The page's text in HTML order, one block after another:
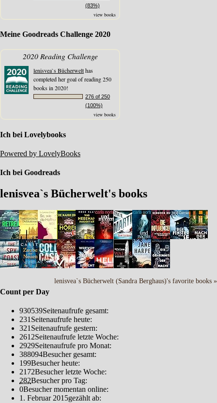
(83%)
view books
Meine Goodreads Challenge 2020
2020 Reading Challenge
lenisvea`s Bücherwelthas
completed her goal of reading 250
books in 2020!
276 of 250
(100%)
view books
Ich bei Lovelybooks
Powered by LovelyBooks
Ich bei Goodreads
lenisvea`s Bücherwelt's books
lenisvea`s Bücherwelt (Sandra Berghaus)'s favorite books »
Count per Day
930539Seitenaufrufe gesamt:
231 Seitenaufrufe heute:
321 Seitenaufrufe gestern:
2612Seitenaufrufe letzte Woche:
2929Seitenaufrufe pro Monat:
388094Besucher gesamt:
199Besucher heute:
2172Besucher letzte Woche:
282Besucher pro Tag:
0Besucher momentan online:
1. Februar 2015gezählt ab: